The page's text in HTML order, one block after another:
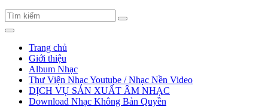
Trang chủ
Giới thiệu
Album Nhạc
Thư Viện Nhạc Youtube / Nhạc Nền Video
DỊCH VỤ SẢN XUẤT ÂM NHẠC
Download Nhạc Không Bản Quyền